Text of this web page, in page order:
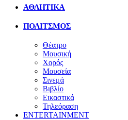
ΑΘΛΗΤΙΚΑ
ΠΟΛΙΤΣΜΟΣ
Θέατρο
Μουσική
Χορός
Μουσεία
Σινεμά
Βιβλίο
Εικαστικά
Τηλεόραση
ENTERTAINMENT